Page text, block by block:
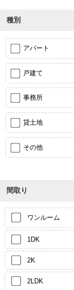
種別
アパート
戸建て
事務所
貸土地
その他
間取り
ワンルーム
1DK
2K
2LDK